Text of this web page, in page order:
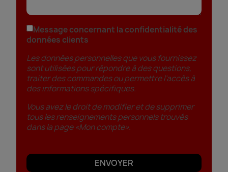
Message concernant la confidentialité des
données clients
Les données personnelles que vous fournissez
sont utilisées pour répondre à des questions,
traiter des commandes ou permettre l’accès à
des informations spécifiques.
Vous avez le droit de modifier et de supprimer
tous les renseignements personnels trouvés
dans la page «Mon compte».
ENVOYER